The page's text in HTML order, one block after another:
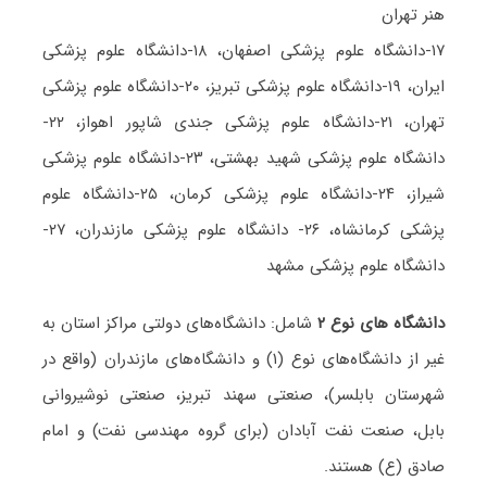
هنر تهران
۱۷-دانشگاه علوم پزشکی اصفهان، ۱۸-دانشگاه علوم پزشکی
ایران، ۱۹-دانشگاه علوم پزشکی تبریز، ۲۰-دانشگاه علوم پزشکی
تهران، ۲۱-دانشگاه علوم پزشکی جندی شاپور اهواز، ۲۲-
دانشگاه علوم پزشکی شهید بهشتی، ۲۳-دانشگاه علوم پزشکی
شیراز، ۲۴-دانشگاه علوم پزشکی کرمان، ۲۵-دانشگاه علوم
پزشکی کرمانشاه، ۲۶- دانشگاه علوم پزشکی مازندران، ۲۷-
دانشگاه علوم پزشکی مشهد
دانشگاه های نوع ۲ شامل: دانشگاه‌های دولتی مراکز استان به
غیر از دانشگاه‌های نوع (۱) و دانشگاه‌های مازندران (واقع در
شهرستان بابلسر)، صنعتی سهند تبریز، صنعتی نوشیروانی
بابل، صنعت نفت آبادان (برای گروه مهندسی نفت) و امام
صادق (ع) هستند.